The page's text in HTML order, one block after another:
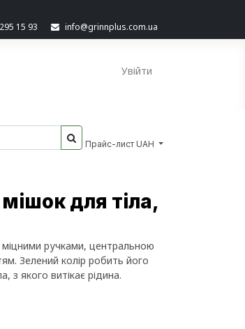
15 93 info@grinnplus.com.ua
Увійти
Прайс-лист UAH
для тіла,
ручками, центральною
Зелений колір робить його
з якого витікає рідина.